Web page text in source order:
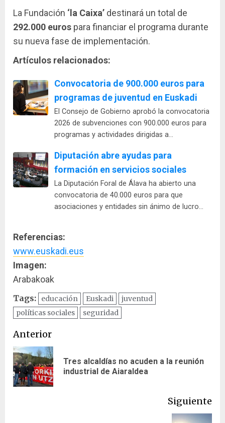
La Fundación ‘la Caixa’ destinará un total de
292.000 euros para financiar el programa durante
su nueva fase de implementación.
Artículos relacionados:
Convocatoria de 900.000 euros para
programas de juventud en Euskadi
El Consejo de Gobierno aprobó la convocatoria
2026 de subvenciones con 900.000 euros para
programas y actividades dirigidas a…
Diputación abre ayudas para
formación en servicios sociales
La Diputación Foral de Álava ha abierto una
convocatoria de 40.000 euros para que
asociaciones y entidades sin ánimo de lucro…
Referencias:
www.euskadi.eus
Imagen:
Arabakoak
Tags: educación Euskadi
juventud
políticas sociales
seguridad
Navegación
de
entradas
Anterior
Tres alcaldías no acuden a la reunión
industrial de Aiaraldea
Siguiente